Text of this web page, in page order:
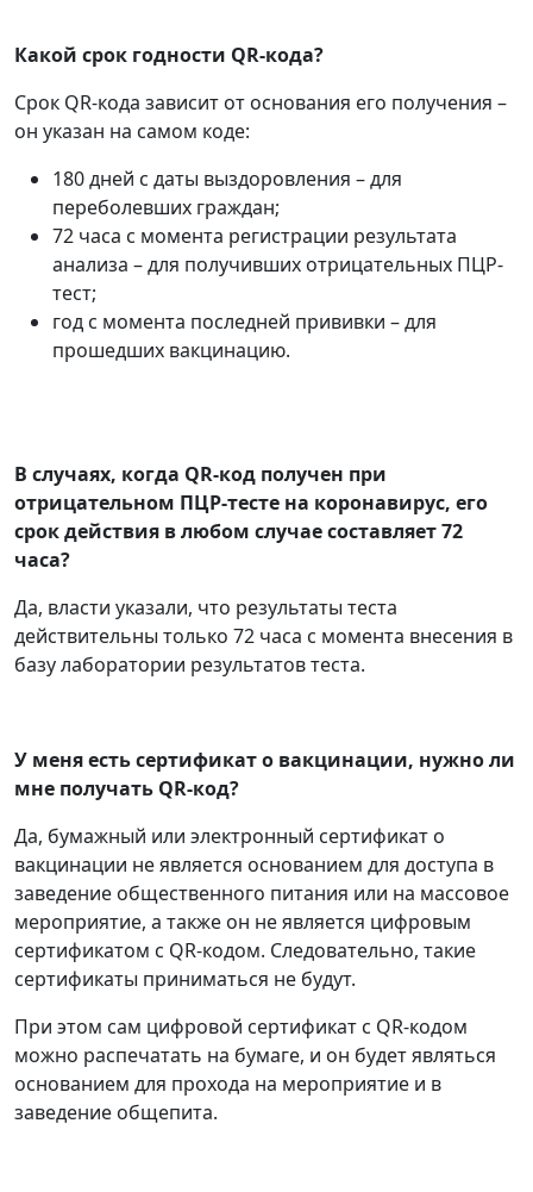
Какой срок годности QR-кода?
Срок QR-кода зависит от основания его получения –
он указан на самом коде:
180 дней с даты выздоровления – для
переболевших граждан;
72 часа с момента регистрации результата
анализа – для получивших отрицательных ПЦР-
тест;
год с момента последней прививки – для
прошедших вакцинацию.
В случаях, когда QR-код получен при
отрицательном ПЦР-тесте на коронавирус, его
срок действия в любом случае составляет 72
часа?
Да, власти указали, что результаты теста
действительны только 72 часа с момента внесения в
базу лаборатории результатов теста.
У меня есть сертификат о вакцинации, нужно ли
мне получать QR-код?
Да, бумажный или электронный сертификат о
вакцинации не является основанием для доступа в
заведение общественного питания или на массовое
мероприятие, а также он не является цифровым
сертификатом с QR-кодом. Следовательно, такие
сертификаты приниматься не будут.
При этом сам цифровой сертификат с QR-кодом
можно распечатать на бумаге, и он будет являться
основанием для прохода на мероприятие и в
заведение общепита.